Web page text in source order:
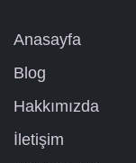
Anasayfa
Blog
Hakkımızda
İletişim